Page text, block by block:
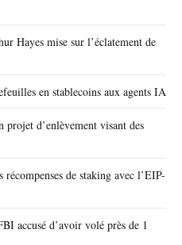
Hayes mise sur l’éclatement de
en stablecoins aux agents IA
projet d’enlèvement visant des
de staking avec l’EIP-
accusé d’avoir volé près de 1